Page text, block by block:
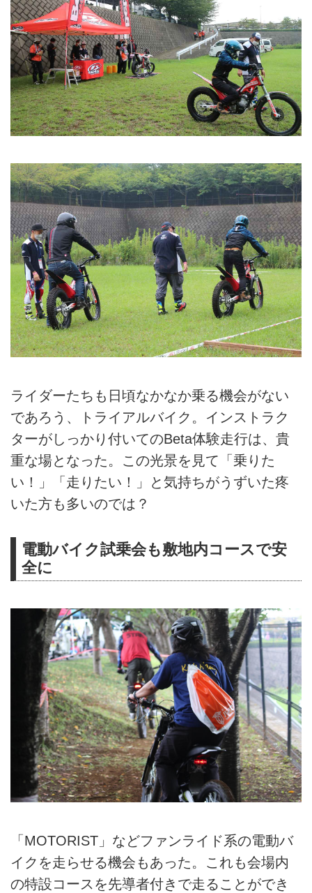
ライダーたちも日頃なかなか乗る機会がない
であろう、トライアルバイク。インストラク
ターがしっかり付いてのBeta体験走行は、貴
重な場となった。この光景を見て「乗りた
い！」「走りたい！」と気持ちがうずいた疼
いた方も多いのでは？
電動バイク試乗会も敷地内コースで安
全に
「MOTORIST」などファンライド系の電動バ
イクを走らせる機会もあった。これも会場内
の特設コースを先導者付きで走ることができ